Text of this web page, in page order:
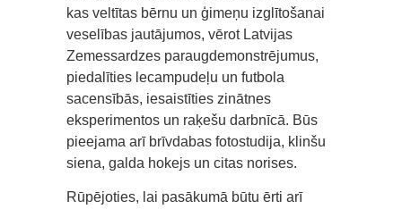
kas veltītas bērnu un ģimeņu izglītošanai
veselības jautājumos, vērot Latvijas
Zemessardzes paraugdemonstrējumus,
piedalīties lecampudeļu un futbola
sacensībās, iesaistīties zinātnes
eksperimentos un raķešu darbnīcā. Būs
pieejama arī brīvdabas fotostudija, klinšu
siena, galda hokejs un citas norises.
Rūpējoties, lai pasākumā būtu ērti arī